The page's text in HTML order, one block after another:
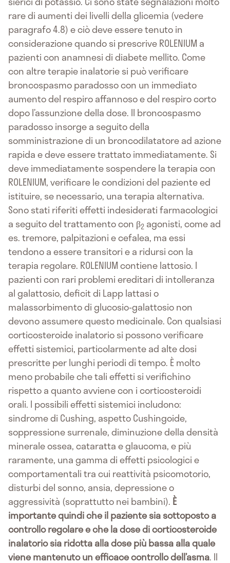
rare di aumenti dei livelli della glicemia (vedere
paragrafo 4.8) e ciò deve essere tenuto in
considerazione quando si prescrive ROLENIUM a
pazienti con anamnesi di diabete mellito. Come
con altre terapie inalatorie si può verificare
broncospasmo paradosso con un immediato
aumento del respiro affannoso e del respiro corto
dopo l’assunzione della dose. Il broncospasmo
paradosso insorge a seguito della
somministrazione di un broncodilatatore ad azione
rapida e deve essere trattato immediatamente. Si
deve immediatamente sospendere la terapia con
ROLENIUM, verificare le condizioni del paziente ed
istituire, se necessario, una terapia alternativa.
Sono stati riferiti effetti indesiderati farmacologici
a seguito del trattamento con β2 agonisti, come ad
es. tremore, palpitazioni e cefalea, ma essi
tendono a essere transitori e a ridursi con la
terapia regolare. ROLENIUM contiene lattosio. I
pazienti con rari problemi ereditari di intolleranza
al galattosio, deficit di Lapp lattasi o
malassorbimento di glucosio-galattosio non
devono assumere questo medicinale. Con qualsiasi
corticosteroide inalatorio si possono verificare
effetti sistemici, particolarmente ad alte dosi
prescritte per lunghi periodi di tempo. È molto
meno probabile che tali effetti si verifichino
rispetto a quanto avviene con i corticosteroidi
orali. I possibili effetti sistemici includono:
sindrome di Cushing, aspetto Cushingoide,
soppressione surrenale, diminuzione della densità
minerale ossea, cataratta e glaucoma, e più
raramente, una gamma di effetti psicologici e
comportamentali tra cui reattività psicomotorio,
disturbi del sonno, ansia, depressione o
aggressività (soprattutto nei bambini). È
importante quindi che il paziente sia sottoposto a
controllo regolare e che la dose di corticosteroide
inalatorio sia ridotta alla dose più bassa alla quale
viene mantenuto un efficace controllo dell’asma. Il